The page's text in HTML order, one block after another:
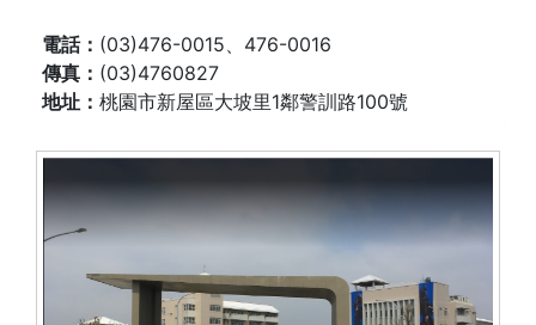
電話： (03)476-0015、476-0016
傳真： (03)4760827
地址： 桃園市新屋區大坡里1鄰警訓路100號